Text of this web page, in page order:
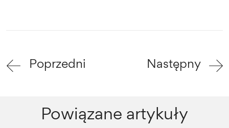
Poprzedni Następny
Powiązane artykuły